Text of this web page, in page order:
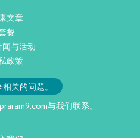
文章
餐
闻与活动
政策
关的问题。
与我们联系。